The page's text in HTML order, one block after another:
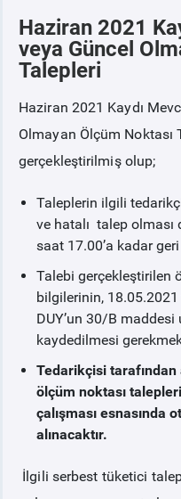
ÖRNEK FİNANS
VADELİ ELEKTRİK
PİYASA KAYIT SÜRECİ
MALİ UZLAŞTIRMA
TEMİNAT
BÜLTENLER
DUYURULAR
BT HİZMET YÖNETİM
Haziran 2021
veya Güncel
Talepleri
Haziran 2021 Kaydı
Olmayan Ölçüm Noktası
gerçekleştirilmiş olup;
Taleplerin ilgili
ve hatalı talep
saat 17.00’a kadar
Talebi gerçekleştirilen
bilgilerinin,
DUY’un 30/B
kaydedilmesi
Tedarikçisi
ölçüm noktası
çalışması esnasında
alınacaktır.
İlgili serbest tüketici